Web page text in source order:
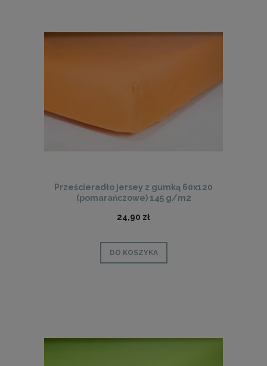
Prześcieradło jersey z gumką 60x120
(pomarańczowe) 145 g/m2
24,90 zł
DO KOSZYKA